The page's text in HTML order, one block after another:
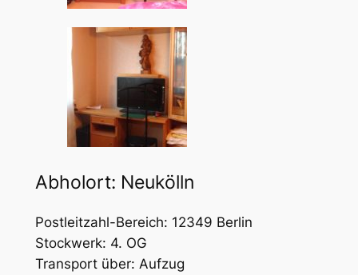
Abholort: Neukölln
Postleitzahl-Bereich: 12349 Berlin
Stockwerk: 4. OG
Transport über: Aufzug